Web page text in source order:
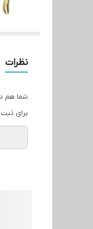
نظرات
شما هم
برای